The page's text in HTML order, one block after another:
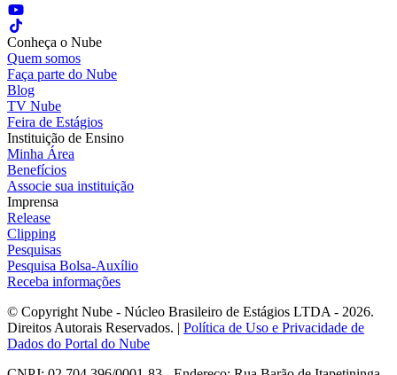
Conheça o Nube
Quem somos
Faça parte do Nube
Blog
TV Nube
Feira de Estágios
Instituição de Ensino
Minha Área
Benefícios
Associe sua instituição
Imprensa
Release
Clipping
Pesquisas
Pesquisa Bolsa-Auxílio
Receba informações
© Copyright Nube - Núcleo Brasileiro de Estágios LTDA - 2026.
Direitos Autorais Reservados. | Política de Uso e Privacidade de
Dados do Portal do Nube